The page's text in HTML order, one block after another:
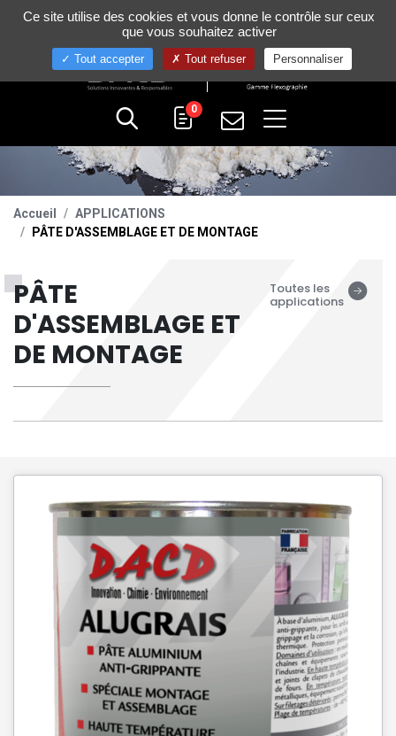
+33 (0)4 75 58 80 10
0
Accueil
APPLICATIONS
PÂTE D'ASSEMBLAGE ET DE MONTAGE
PÂTE
D'ASSEMBLAGE ET
DE MONTAGE
Toutes les
applications
Gestion de vos préférences sur les cookies
Ce site utilise des cookies et vous donne le contrôle sur ceux
que vous souhaitez activer
Tout accepter Tout refuser Personnaliser